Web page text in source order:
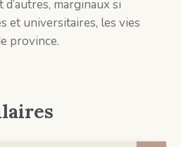
d’autres, marginaux si
et universitaires, les vies
province.